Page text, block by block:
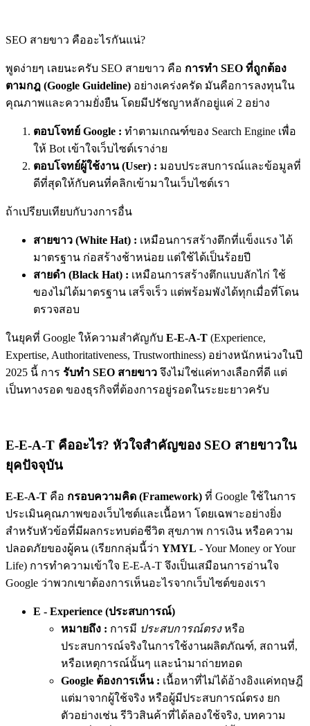
SEO สายขาว คืออะไรกันแน่?
พูดง่ายๆ เลยนะครับ SEO สายขาว คือ การทำ SEO ที่ถูกต้อง
ตามกฎ (Google Guideline) อย่างเคร่งครัด มันคือการลงทุนใน
คุณภาพและความยั่งยืน โดยมีปรัชญาหลักอยู่แค่ 2 อย่าง
ตอบโจทย์ Google : ทำตามเกณฑ์ของ Search Engine เพื่อ
ให้ Bot เข้าใจเว็บไซต์เราง่าย
ตอบโจทย์ผู้ใช้งาน (User) : มอบประสบการณ์และข้อมูลที่
ดีที่สุดให้กับคนที่คลิกเข้ามาในเว็บไซต์เรา
ถ้าเปรียบเทียบกับวงการอื่น
สายขาว (White Hat) : เหมือนการสร้างตึกที่แข็งแรง ได้
มาตรฐาน ก่อสร้างช้าหน่อย แต่ใช้ได้เป็นร้อยปี
สายดำ (Black Hat) : เหมือนการสร้างตึกแบบลักไก่ ใช้
ของไม่ได้มาตรฐาน เสร็จเร็ว แต่พร้อมพังได้ทุกเมื่อที่โดน
ตรวจสอบ
ในยุคที่ Google ให้ความสำคัญกับ E-E-A-T (Experience,
Expertise, Authoritativeness, Trustworthiness) อย่างหนักหน่วงในปี
2025 นี้ การ รับทำ SEO สายขาว จึงไม่ใช่แค่ทางเลือกที่ดี แต่
เป็นทางรอด ของธุรกิจที่ต้องการอยู่รอดในระยะยาวครับ
E-E-A-T คืออะไร? หัวใจสำคัญของ SEO สายขาวใน
ยุคปัจจุบัน
E-E-A-T คือ กรอบความคิด (Framework) ที่ Google ใช้ในการ
ประเมินคุณภาพของเว็บไซต์และเนื้อหา โดยเฉพาะอย่างยิ่ง
สำหรับหัวข้อที่มีผลกระทบต่อชีวิต สุขภาพ การเงิน หรือความ
ปลอดภัยของผู้คน (เรียกกลุ่มนี้ว่า YMYL - Your Money or Your
Life) การทำความเข้าใจ E-E-A-T จึงเป็นเสมือนการอ่านใจ
Google ว่าพวกเขาต้องการเห็นอะไรจากเว็บไซต์ของเรา
E - Experience (ประสบการณ์)
หมายถึง : การมี ประสบการณ์ตรงหรือ
ประสบการณ์จริงในการใช้งานผลิตภัณฑ์, สถานที่,
หรือเหตุการณ์นั้นๆ และนำมาถ่ายทอด
Google ต้องการเห็น : เนื้อหาที่ไม่ได้อ้างอิงแค่ทฤษฎี
แต่มาจากผู้ใช้จริง หรือผู้มีประสบการณ์ตรง ยก
ตัวอย่างเช่น รีวิวสินค้าที่ได้ลองใช้จริง, บทความ